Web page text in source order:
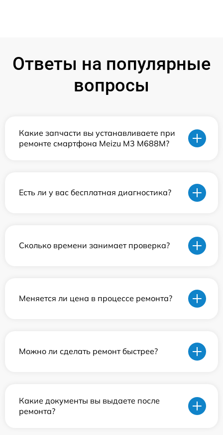
Ответы на популярные
вопросы
Какие запчасти вы устанавливаете при
ремонте смартфона Meizu M3 M688M?
Есть ли у вас бесплатная диагностика?
Сколько времени занимает проверка?
Меняется ли цена в процессе ремонта?
Можно ли сделать ремонт быстрее?
Какие документы вы выдаете после
ремонта?